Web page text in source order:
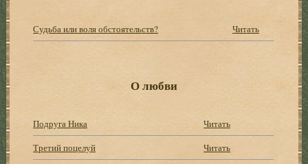
Судьба или воля обстоятельств? Читать
О любви
Подруга Ника
Читать
Третий поцелуй
Читать